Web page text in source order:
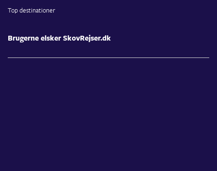
Top destinationer
Brugerne elsker SkovRejser.dk